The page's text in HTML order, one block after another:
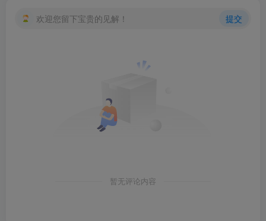
欢迎您留下宝贵的见解！ 提交
暂无评论内容